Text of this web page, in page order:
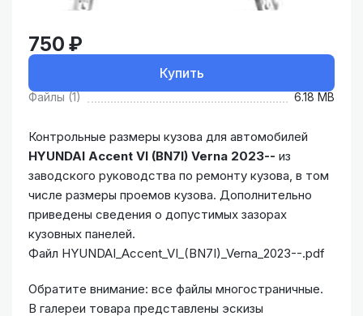
750 ₽
Купить
Файлы (1) 6.18 MB
Контрольные размеры кузова для автомобилей
HYUNDAI Accent VI (BN7I) Verna 2023-- из
заводского руководства по ремонту кузова, в том
числе размеры проемов кузова. Дополнительно
приведены сведения о допустимых зазорах
кузовных панелей.
Файл HYUNDAI_Accent_VI_(BN7I)_Verna_2023--.pdf
Обратите внимание: все файлы многостраничные.
В галереи товара представлены эскизы